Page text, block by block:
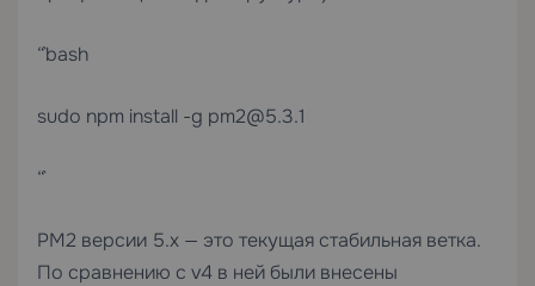
“`bash
sudo npm install -g pm2@5.3.1
“`
PM2 версии 5.x — это текущая стабильная ветка.
По сравнению с v4 в ней были внесены